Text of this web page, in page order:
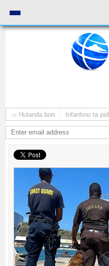
Hulanda bon Infantino ta pidi